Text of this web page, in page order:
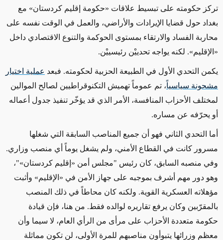
تركز حكومته على تبسيط علاقات «حكومة إقليم كردستان» مع
بغداد حول قضايا الإيرادات والأراضي، والعمل في الوقت نفسه على
محاربة الفساد والارتقاء بمستوى الحوكمة والتنوع الاقتصادي داخل
«الإقليم». لكنه يواجه تحدييْن رئيسييْن.
يكمن التحدي الأول في الطبيعة الحزبية لحكومته. فبعد عملية اختيار
مشحونة سياسياً، تم عموماً تهميش التكنوقراطيين لصالح الموالين
لمختلف الأحزاب المنافسة، الأمر الذي قد يؤخّر تنفيذ جدول أعماله
أو يحرّفه عن مساره.
أما التحدي الثاني فهو أن جميع المناصب السابقة التي شغلها
مسرور كانت في القطاع الأمني، ولم يشغل يوماً أي منصب وزاري.
وفي منصبه السابق، كان رئيس "مجلس أمن «إقليم كردستان»"،
وهو دور مهم أشرف بموجبه على جهاز الأمن في «الإقليم» وأثبت
مؤهلاته العسكرية القوية. ولكنه كان محاطاً في ذلك المنصب
بالمقرّبين وكان يرفع تقاريره لوالده فقط. من هنا، فإن قيادة
حكومة متعددة الأحزاب على مرأى من الرأي العام، لا سيما وأن
معظم وزرائها يتبوأون مناصبهم للمرة الأولى، لن تكون مماثلة